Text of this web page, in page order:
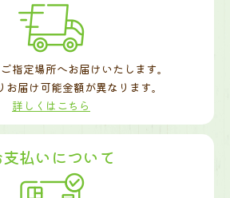
指定場所へお届けいたします。
お届け可能金額が異なります。
詳しくはこちら
支払いについて